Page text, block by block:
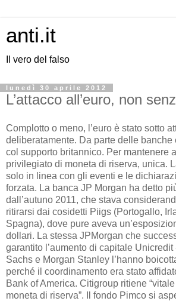
anti.it
Il vero del falso
lunedì 30 aprile 2012
L’attacco all’euro, non
Complotto o meno, l’euro è stato sotto
deliberatamente. Da parte delle banche
col supporto britannico. Per mantenere
privilegiato di moneta di riserva, unica.
solo in linea con gli eventi e le
forzata. La banca JP Morgan ha detto
dall’autuno 2011, che stava
ritirarsi dai cosidetti Piigs (Portogallo,
Spagna), dove pure aveva
dollari. La stessa JPMorgan che
garantito l’aumento di capitale Unicredit
Sachs e Morgan Stanley l’hanno
perché il coordinamento era stato
Bank of America. Citigroup ritiene
moneta di riserva”. Il fondo Pimco si